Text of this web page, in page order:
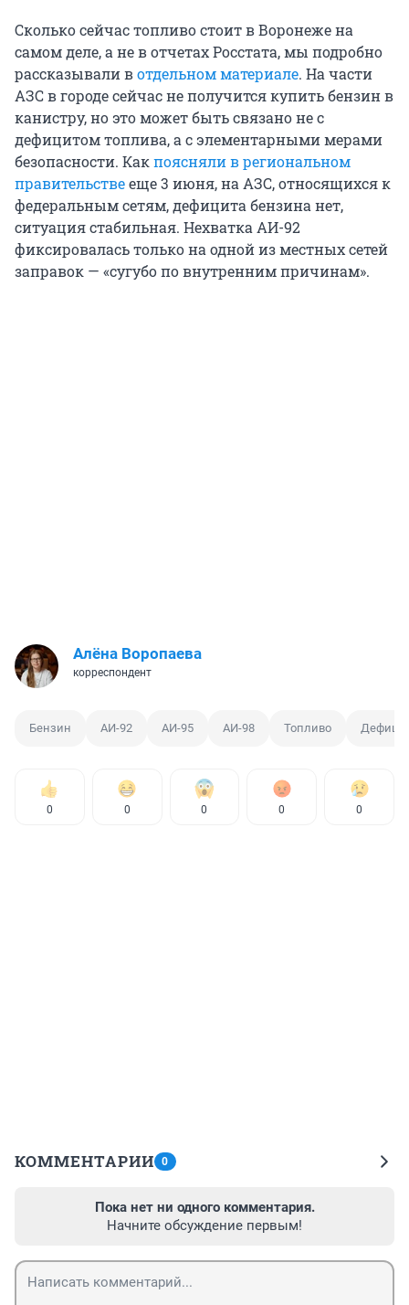
Сколько сейчас топливо стоит в Воронеже на
самом деле, а не в отчетах Росстата, мы подробно
рассказывали вотдельном материале. На части
АЗС в городе сейчас не получится купить бензин в
канистру, но это может быть связано не с
дефицитом топлива, а с элементарными мерами
безопасности. Какпоясняли в региональном
правительствееще 3 июня, на АЗС, относящихся к
федеральным сетям, дефицита бензина нет,
ситуация стабильная. Нехватка АИ-92
фиксировалась только на одной из местных сетей
заправок — «сугубо по внутренним причинам».
Алёна Воропаева
корреспондент
Бензин АИ-92 АИ-95 АИ-98 Топливо
0 0 0 0 0
КОММЕНТАРИИ 0
Пока нет ни одного комментария.
Начните обсуждение первым!